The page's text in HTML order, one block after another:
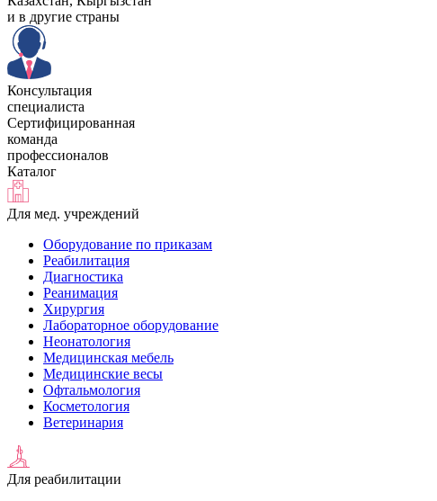
и в другие страны
Консультация
специалиста
Сертифицированная
команда
профессионалов
Каталог
Для мед. учреждений
Оборудование по приказам
Реабилитация
Диагностика
Реанимация
Хирургия
Лабораторное оборудование
Неонатология
Медицинская мебель
Медицинские весы
Офтальмология
Косметология
Ветеринария
Для реабилитации